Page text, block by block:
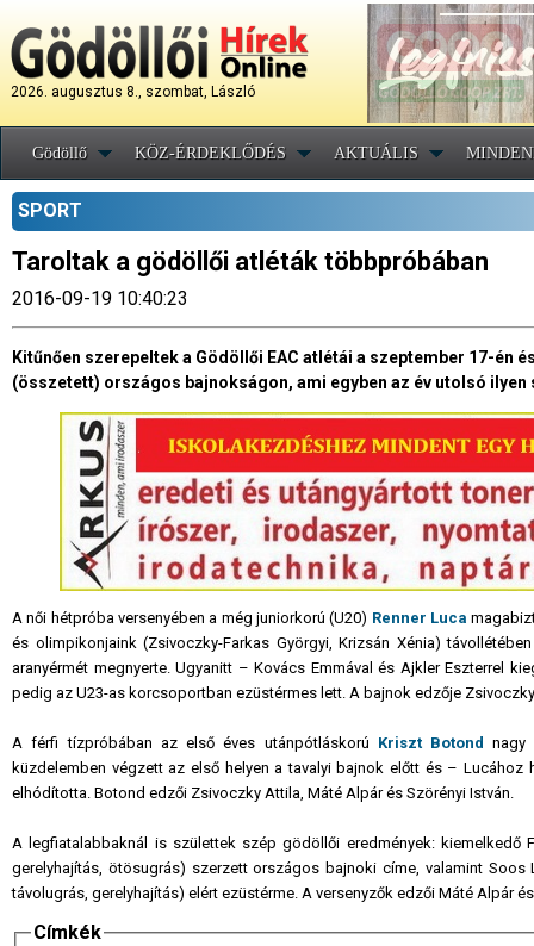
2026. augusztus 8., szombat, László
Gödöllő KÖZ-ÉRDEKLŐDÉS AKTUÁLIS
SPORT
Taroltak a gödöllői atléták többpróbában
2016-09-19 10:40:23
Kitűnően szerepeltek a Gödöllői EAC atlétái a szeptember 17-én
(összetett) országos bajnokságon, ami egyben az év utolsó
A női hétpróba versenyében a még juniorkorú (U20) Renner Luca
és olimpikonjaink (Zsivoczky-Farkas Györgyi, Krizsán Xénia)
aranyérmét megnyerte. Ugyanitt – Kovács Emmával és Ajkler Eszterrel
pedig az U23-as korcsoportban ezüstérmes lett. A bajnok edzője
A férfi tízpróbában az első éves utánpótláskorú Kriszt Botond nagy
küzdelemben végzett az első helyen a tavalyi bajnok előtt és –
elhódította. Botond edzői Zsivoczky Attila, Máté Alpár és Szörényi István.
A legfiatalabbaknál is születtek szép gödöllői eredmények: kiemelkedő
gerelyhajítás, ötösugrás) szerzett országos bajnoki címe, valamint
távolugrás, gerelyhajítás) elért ezüstérme. A versenyzők edzői Máté Alpár
Címkék